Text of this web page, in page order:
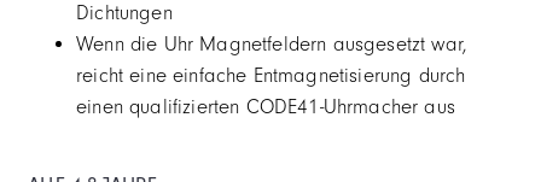
Dichtungen
Wenn die Uhr Magnetfeldern ausgesetzt war,
reicht eine einfache Entmagnetisierung durch
einen qualifizierten CODE41-Uhrmacher aus